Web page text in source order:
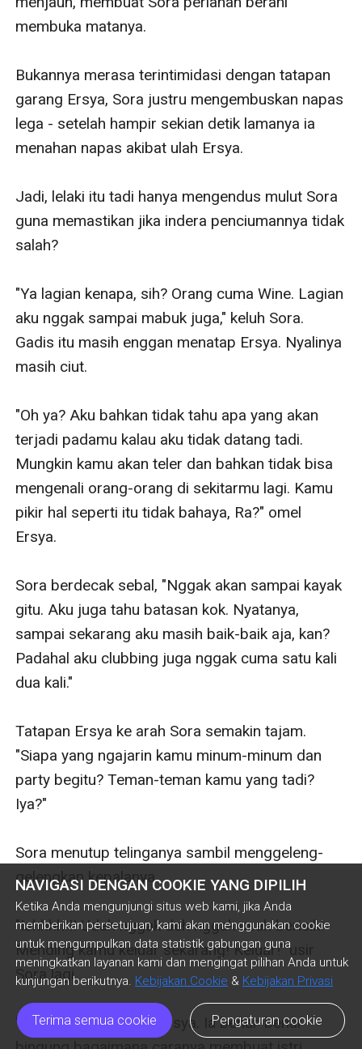
NAVIGASI DENGAN COOKIE YANG DIPILIH
Ketika Anda mengunjungi situs web kami, jika Anda
memberikan persetujuan, kami akan menggunakan cookie
untuk mengumpulkan data statistik gabungan guna
meningkatkan layanan kami dan mengingat pilihan Anda untuk
kunjungan berikutnya. Kebijakan Cookie & Kebijakan Privasi
Terima semua cookie Pengaturan cookie
membuka matanya.
Bukannya merasa terintimidasi dengan tatapan
garang Ersya, Sora justru mengembuskan napas
lega - setelah hampir sekian detik lamanya ia
menahan napas akibat ulah Ersya.
Jadi, lelaki itu tadi hanya mengendus mulut Sora
guna memastikan jika indera penciumannya tidak
salah?
"Ya lagian kenapa, sih? Orang cuma Wine. Lagian
aku nggak sampai mabuk juga," keluh Sora.
Gadis itu masih enggan menatap Ersya. Nyalinya
masih ciut.
"Oh ya? Aku bahkan tidak tahu apa yang akan
terjadi padamu kalau aku tidak datang tadi.
Mungkin kamu akan teler dan bahkan tidak bisa
mengenali orang-orang di sekitarmu lagi. Kamu
pikir hal seperti itu tidak bahaya, Ra?" omel
Ersya.
Sora berdecak sebal, "Nggak akan sampai kayak
gitu. Aku juga tahu batasan kok. Nyatanya,
sampai sekarang aku masih baik-baik aja, kan?
Padahal aku clubbing juga nggak cuma satu kali
dua kali."
Tatapan Ersya ke arah Sora semakin tajam.
"Siapa yang ngajarin kamu minum-minum dan
party begitu? Teman-teman kamu yang tadi?
Iya?"
Sora menutup telinganya sambil menggeleng-
gelengkan kepalanya.
"Ishhhh!!! Udah nggak deh nggak usah berisik!
Mending kamu keluar sekarang! Keluar!" usir
Sora lagi.
"Gadis bandel!" ucap Ersya. Ia benar-benar